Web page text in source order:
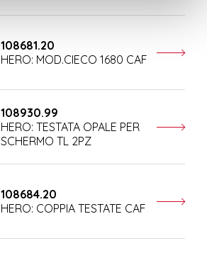
108681.20
HERO: MOD.CIECO 1680 CAF
108930.99
HERO: TESTATA OPALE PER
SCHERMO TL 2PZ
108684.20
HERO: COPPIA TESTATE CAF